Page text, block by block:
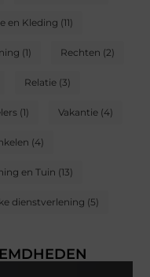
en Kleding (11)
(1) Rechten (2)
Relatie (3)
(1) Vakantie (4)
(4)
en Tuin (13)
dienstverlening (5)